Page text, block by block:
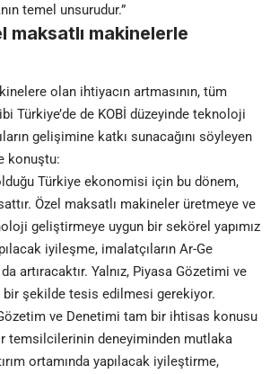
temel unsurudur.”
maksatlı makinelerle
olan ihtiyacın artmasının, tüm
Türkiye’de de KOBİ düzeyinde teknoloji
gelişimine katkı sunacağını söyleyen
konuştu:
Türkiye ekonomisi için bu dönem,
Özel maksatlı makineler üretmeye ve
geliştirmeye uygun bir sekörel yapımız
iyileşme, imalatçıların Ar-Ge
da artıracaktır. Yalnız, Piyasa Gözetimi ve
şekilde tesis edilmesi gerekiyor.
ve Denetimi tam bir ihtisas konusu
temsilcilerinin deneyiminden mutlaka
ortamında yapılacak iyileştirme,